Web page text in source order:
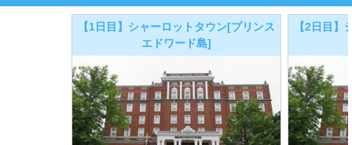
【1日目】シャーロットタウン[プリンス
エドワード島]
【2日目】